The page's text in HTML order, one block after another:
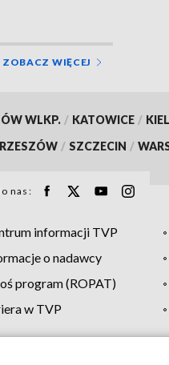
ZOBACZ WIĘCEJ
WLKP. / KATOWICE /
RZESZÓW / SZCZECIN /
nas:
informacji TVP
o nadawcy
program (ROPAT)
w TVP